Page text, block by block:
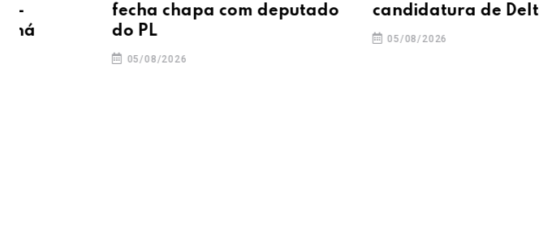
fecha chapa com deputado
do PL
candidatura de Deltan